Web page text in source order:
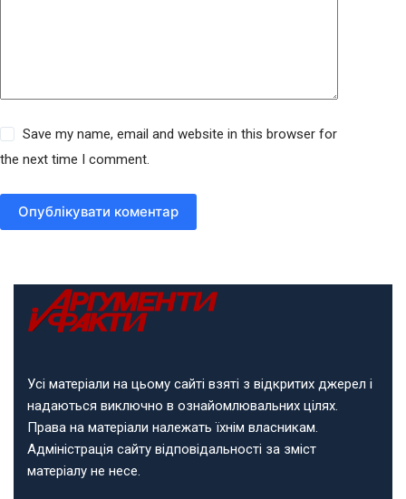
Save my name, email and website in this browser for
the next time I comment.
Опублікувати коментар
Усі матеріали на цьому сайті взяті з відкритих джерел і
надаються виключно в ознайомлювальних цілях.
Права на матеріали належать їхнім власникам.
Адміністрація сайту відповідальності за зміст
матеріалу не несе.